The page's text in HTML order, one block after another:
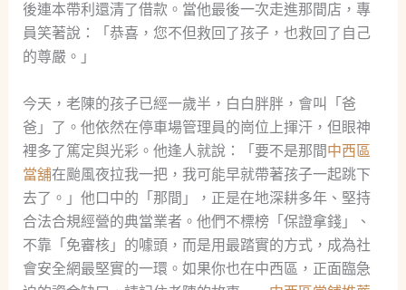
後連本帶利還清了借款。當他最後一次走進那間店，專
員笑著說：「恭喜，您不但救回了孩子，也救回了自己
的尊嚴。」
今天，老陳的孩子已經一歲半，白白胖胖，會叫「爸
爸」了。他依然在停車場管理員的崗位上揮汗，但眼神
裡多了篤定與光彩。他逢人就說：「要不是那間中西區
當舖在颱風夜拉我一把，我可能早就帶著孩子一起跳下
去了。」他口中的「那間」，正是在地深耕多年、堅持
合法合規經營的典當業者。他們不標榜「保證拿錢」、
不靠「免審核」的噱頭，而是用最踏實的方式，成為社
會安全網最堅實的一環。如果你也在中西區，正面臨急